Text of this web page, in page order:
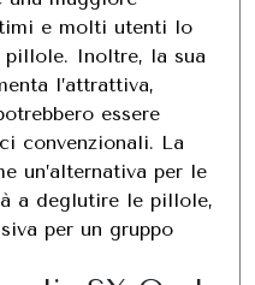
e molti utenti lo
Inoltre, la sua
l’attrattiva,
essere
convenzionali. La
un’alternativa per le
a deglutire le pillole,
per un gruppo